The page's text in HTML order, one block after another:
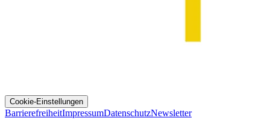
Cookie-Einstellungen
BarrierefreiheitImpressumDatenschutzNewsletter